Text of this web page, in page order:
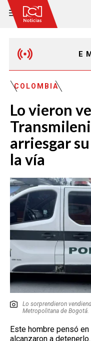
COLOMBIA
Lo vieron
arriesgar
la vía
Lo sorprendieron
Metropolitana de Bogotá.
Este hombre pensó
alcanzaron a detenerlo.